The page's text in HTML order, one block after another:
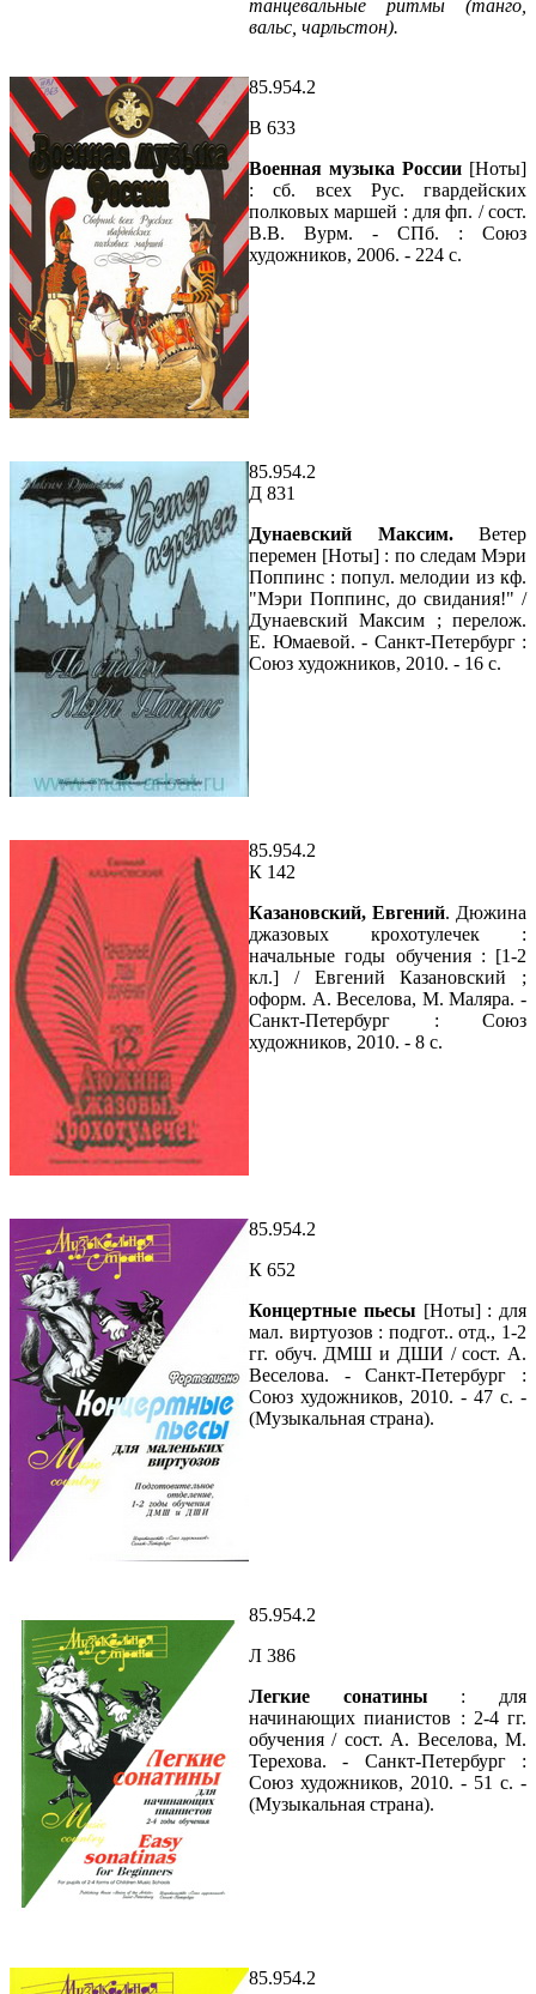
танцевальные ритмы (танго,
вальс, чарльстон).
85.954.2
В 633
Военная музыка России [Ноты]
: сб. всех Рус. гвардейских
полковых маршей : для фп. / сост.
В.В. Вурм. - СПб. : Союз
художников, 2006. - 224 с.
85.954.2
Д 831
Дунаевский Максим. Ветер
перемен [Ноты] : по следам Мэри
Поппинс : попул. мелодии из кф.
"Мэри Поппинс, до свидания!" /
Дунаевский Максим ; перелож.
Е. Юмаевой. - Санкт-Петербург :
Союз художников, 2010. - 16 с.
85.954.2
К 142
Казановский, Евгений. Дюжина
джазовых крохотулечек :
начальные годы обучения : [1-2
кл.] / Евгений Казановский ;
оформ. А. Веселова, М. Маляра. -
Санкт-Петербург : Союз
художников, 2010. - 8 с.
85.954.2
К 652
Концертные пьесы [Ноты] : для
мал. виртуозов : подгот.. отд., 1-2
гг. обуч. ДМШ и ДШИ / сост. А.
Веселова. - Санкт-Петербург :
Союз художников, 2010. - 47 с. -
(Музыкальная страна).
85.954.2
Л 386
Легкие сонатины : для
начинающих пианистов : 2-4 гг.
обучения / сост. А. Веселова, М.
Терехова. - Санкт-Петербург :
Союз художников, 2010. - 51 с. -
(Музыкальная страна).
85.954.2